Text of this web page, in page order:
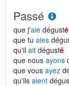
Passé
que j'aie dégusté
que tu aies
qu'il ait dégusté
que nous ayons
que vous ayez
qu'ils aient